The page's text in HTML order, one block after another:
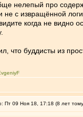
нелепый про
не с извращённой
когда не видно
что буддисты из
Пт 09 Ноя 18, 17:18 (8 лет